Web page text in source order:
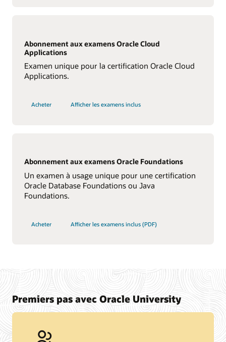
Abonnement aux examens Oracle Cloud
Applications
Examen unique pour la certification Oracle Cloud
Applications.
Acheter Afficher les examens inclus
Abonnement aux examens Oracle Foundations
Un examen à usage unique pour une certification
Oracle Database Foundations ou Java
Foundations.
Acheter Afficher les examens inclus (PDF)
Premiers pas avec Oracle University